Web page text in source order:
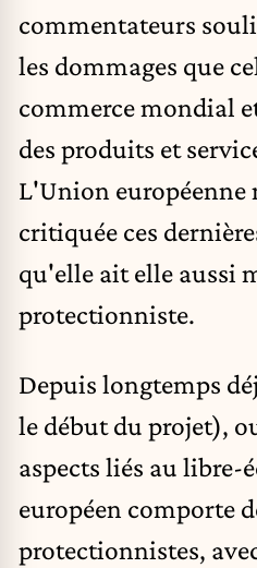
commentateurs
les dommages que
commerce mondial
des produits et
L'Union européenne
critiquée ces
qu'elle ait elle aussi
protectionniste.
Depuis longtemps
le début du projet),
aspects liés au libre-
européen comporte
protectionnistes,